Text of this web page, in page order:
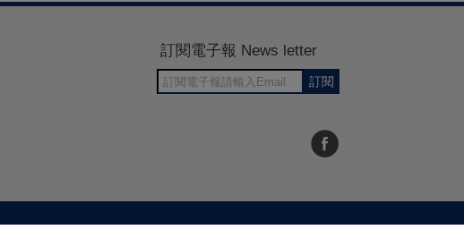
訂閱電子報 News letter
訂閱